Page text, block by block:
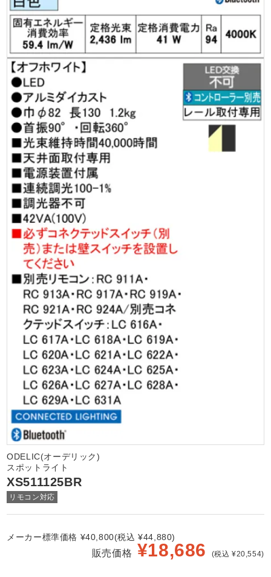
ODELIC(オーデリック)
スポットライト
XS511125BR
リモコン対応
メーカー標準価格 ¥40,800(税込 ¥44,880)
販売価格 ¥18,686 (税込 ¥20,554)